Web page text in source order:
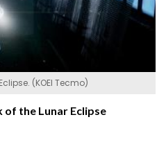
(KOEI Tecmo)
of the Lunar Eclipse